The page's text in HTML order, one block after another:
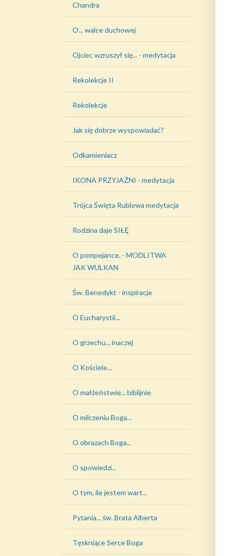
Chandra
O... walce duchowej
Ojciec wzruszył się... - medytacja
Rekolekcje II
Rekolekcje
Jak się dobrze wyspowiadać?
Odkamieniacz
IKONA PRZYJAŹNI - medytacja
Trójca Święta Rublowa medytacja
Rodzina daje SIŁĘ
O pompejance. - MODLITWA
JAK WULKAN
Św. Benedykt - inspiracje
O Eucharystii...
O grzechu... inaczej
O Kościele...
O małżeństwie... biblijnie
O milczeniu Boga...
O obrazach Boga...
O spowiedzi...
O tym, ile jestem wart...
Pytania... św. Brata Alberta
Tęskniące Serce Boga